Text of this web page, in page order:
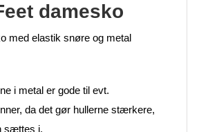
damesko
med elastik snøre og metal
i metal er gode til evt.
da det gør hullerne stærkere,
sættes i.